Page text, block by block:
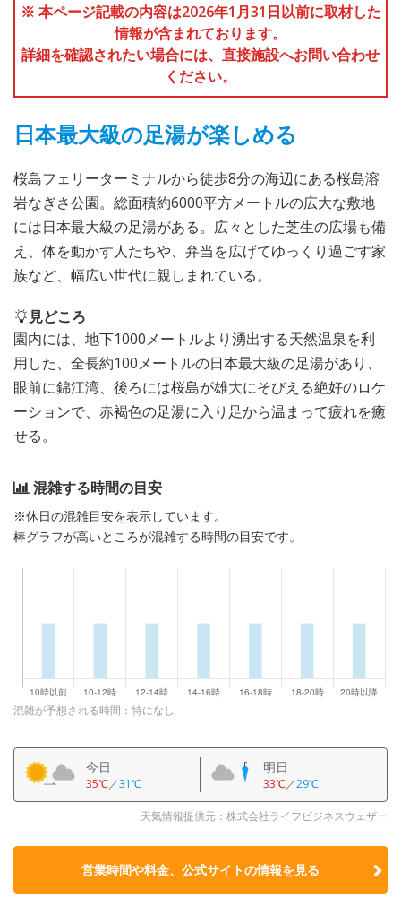
※ 本ページ記載の内容は2026年1月31日以前に取材した
情報が含まれております。
詳細を確認されたい場合には、直接施設へお問い合わせ
ください。
日本最大級の足湯が楽しめる
桜島フェリーターミナルから徒歩8分の海辺にある桜島溶
岩なぎさ公園。総面積約6000平方メートルの広大な敷地
には日本最大級の足湯がある。広々とした芝生の広場も備
え、体を動かす人たちや、弁当を広げてゆっくり過ごす家
族など、幅広い世代に親しまれている。
見どころ
園内には、地下1000メートルより湧出する天然温泉を利
用した、全長約100メートルの日本最大級の足湯があり、
眼前に錦江湾、後ろには桜島が雄大にそびえる絶好のロケ
ーションで、赤褐色の足湯に入り足から温まって疲れを癒
せる。
混雑する時間の目安
※休日の混雑目安を表示しています。
棒グラフが高いところが混雑する時間の目安です。
混雑が予想される時間：特になし
今日
35℃／31℃
明日
33℃／29℃
天気情報提供元：株式会社ライフビジネスウェザー
営業時間や料金、公式サイトの情報を見る